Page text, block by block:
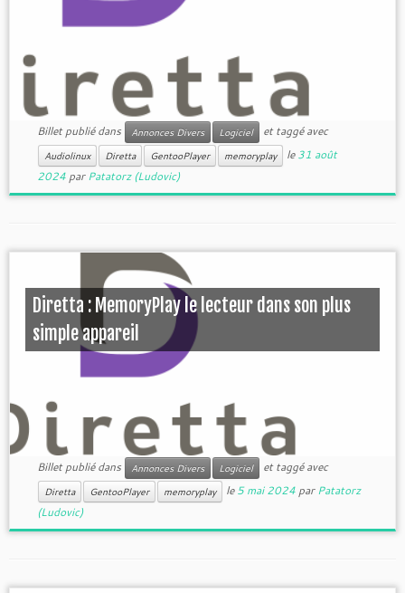
Billet publié dans Annonces Divers Logiciel et taggé avec
Audiolinux Diretta GentooPlayer memoryplay le31 août
2024 parPatatorz (Ludovic)
Diretta : MemoryPlay le lecteur dans son plus
simple appareil
Billet publié dans Annonces Divers Logiciel et taggé avec
Diretta GentooPlayer memoryplay le5 mai 2024 parPatatorz
(Ludovic)